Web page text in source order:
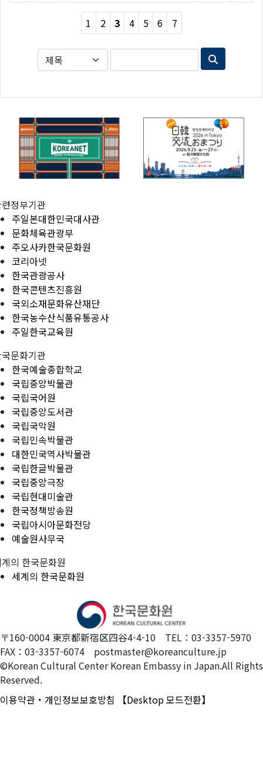
1 2 3 4 5 6 7
정부기관
주일본대한민국대사관
문화체육관광부
주오사카한국문화원
코리아넷
한국관광공사
한국콘텐츠진흥원
국외소재문화유산재단
한국농수산식품유통공사
주일한국교육원
문화기관
한국예술종합학교
국립중앙박물관
국립국어원
국립중앙도서관
국립국악원
국립민속박물관
대한민국역사박물관
국립한글박물관
국립중앙극장
국립현대미술관
한국정책방송원
국립아시아문화전당
예술원사무국
의 한국문화원
세계의 한국문화원
〒160-0004 東京都新宿区四谷4-4-10 TEL：03-3357-5970
FAX：03-3357-6074 postmaster@koreanculture.jp
©Korean Cultural Center Korean Embassy in Japan.All Rights
Reserved.
이용약관・개인정보보호방침
【Desktop 모드전환】